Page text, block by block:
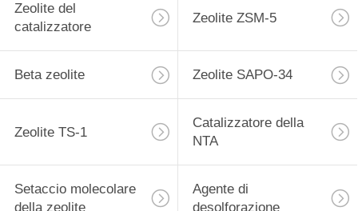
Zeolite del
catalizzatore
Zeolite ZSM-5
Beta zeolite Zeolite SAPO-34
Zeolite TS-1
Catalizzatore della
NTA
Setaccio molecolare
della zeolite
Agente di
desolforazione